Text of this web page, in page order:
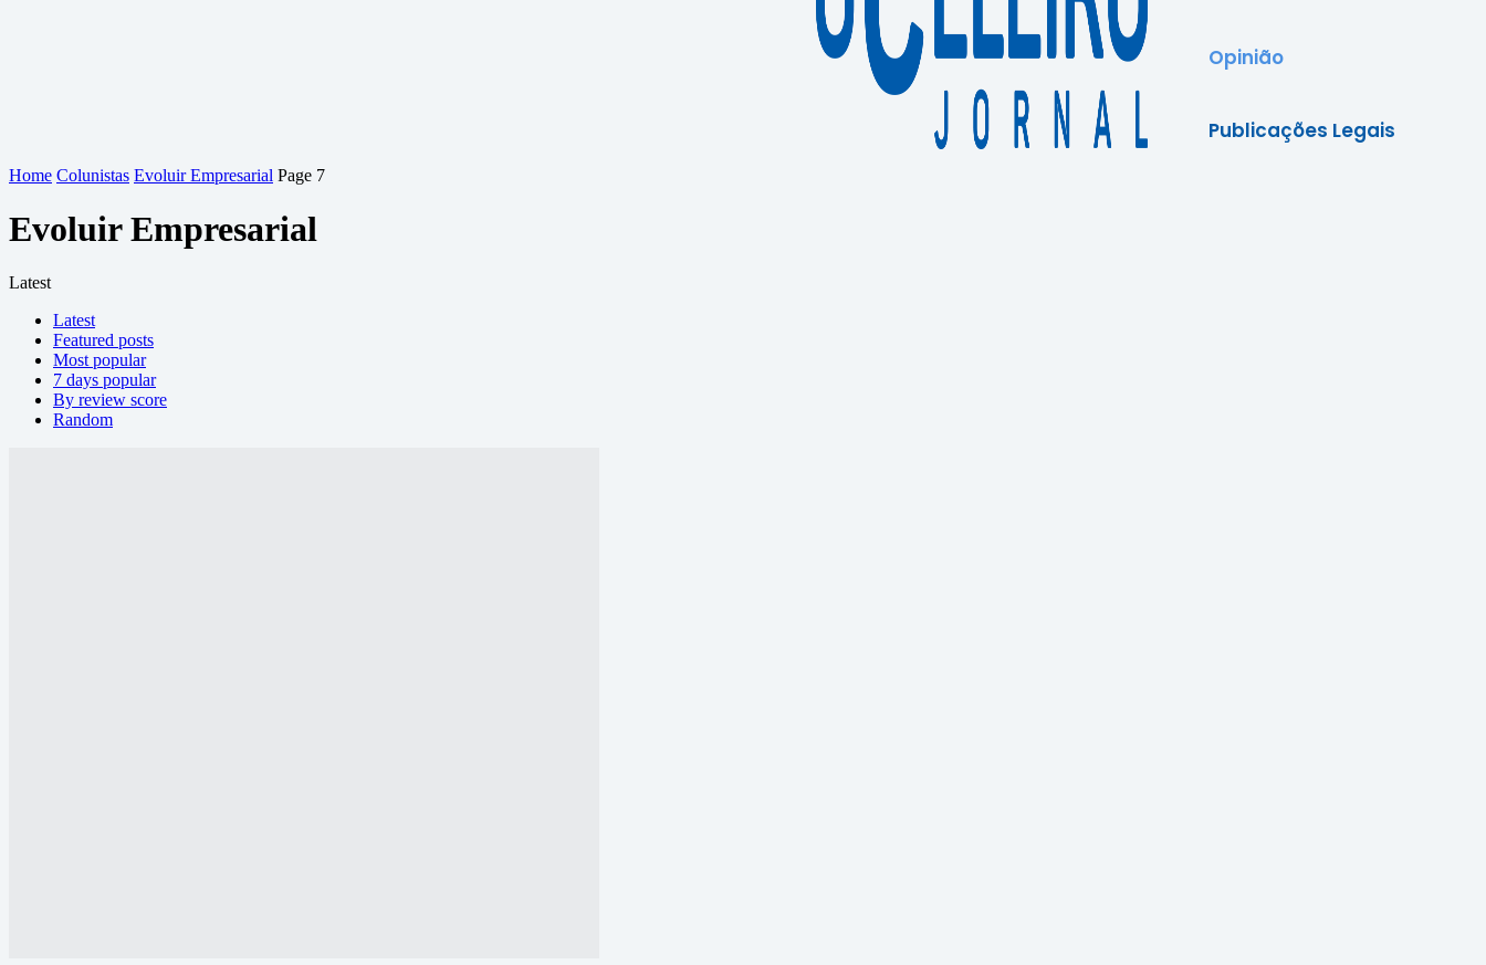
Opinião
Publicações Legais
Home Colunistas Evoluir Empresarial Page 7
Evoluir Empresarial
Latest
Latest
Featured posts
Most popular
7 days popular
By review score
Random